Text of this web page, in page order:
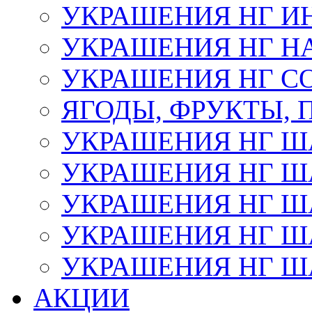
УКРАШЕНИЯ НГ
УКРАШЕНИЯ НГ
УКРАШЕНИЯ НГ
ЯГОДЫ, ФРУКТЫ,
УКРАШЕНИЯ НГ
УКРАШЕНИЯ НГ
УКРАШЕНИЯ НГ
УКРАШЕНИЯ НГ
УКРАШЕНИЯ НГ
АКЦИИ